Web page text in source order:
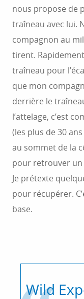
nous propose de
traîneau avec lui.
compagnon au
tirent.
traîneau pour
que mon
derrière le
l’attelage, c’est
(les plus de 30
au sommet de la
pour retrouver
Je prétexte
pour récupérer.
base.
Wild